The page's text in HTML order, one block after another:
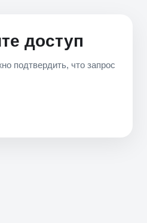
доступ
подтвердить, что запрос